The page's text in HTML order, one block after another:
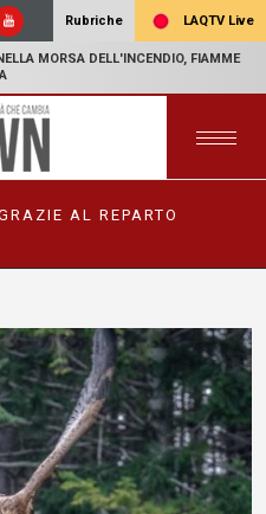
Rubriche LAQTV Live
MORSA DELL'INCENDIO, FIAMME
AL REPARTO